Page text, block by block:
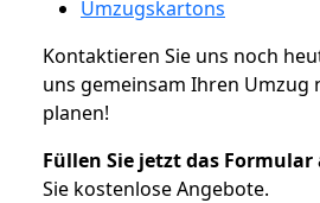
Umzugskartons
Kontaktieren Sie uns noch
uns gemeinsam Ihren Umzug
planen!
Füllen Sie jetzt das Formular
Sie kostenlose Angebote.